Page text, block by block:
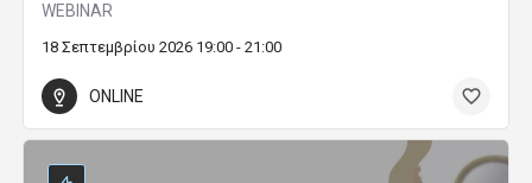
WEBINAR
18 Σεπτεμβρίου 2026 19:00 - 21:00
ONLINE